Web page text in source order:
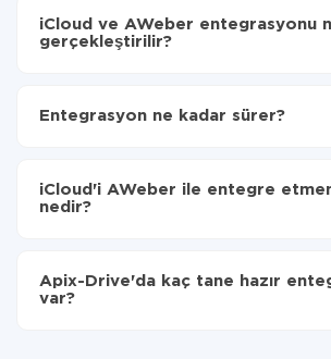
iCloud ve AWeber entegrasyonu
gerçekleştirilir?
seçin
aktarılacaktır.
Entegrasyon ne kadar sürer?
olarak, 10-15 dakika sürer.
iCloud'i AWeber ile entegre
nedir?
Hizmetimiz aracılığıyla yalnızca bir
diğerine aktarılan veri miktarı için ödeme
Apix-Drive'da kaç tane hazır
var?